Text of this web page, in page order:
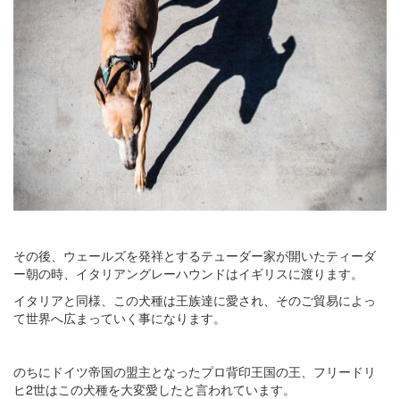
その後、ウェールズを発祥とするテューダー家が開いたティーダ
ー朝の時、イタリアングレーハウンドはイギリスに渡ります。
イタリアと同様、この犬種は王族達に愛され、そのご貿易によっ
て世界へ広まっていく事になります。
のちにドイツ帝国の盟主となったプロ背印王国の王、フリードリ
ヒ2世はこの犬種を大変愛したと言われています。